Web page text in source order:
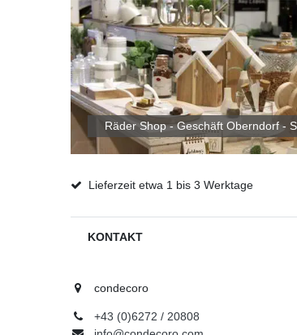
Räder Shop - Geschäft Oberndorf -
Lieferzeit etwa 1 bis 3 Werktage
KONTAKT
condecoro
+43 (0)6272 / 20808